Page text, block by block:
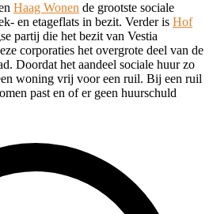
Haag Wonen de grootste sociale
en etageflats in bezit. Verder is Hof
partij die het bezit van Vestia
corporaties het overgrote deel van de
Doordat het aandeel sociale huur zo
woning vrij voor een ruil. Bij een ruil
past en of er geen huurschuld